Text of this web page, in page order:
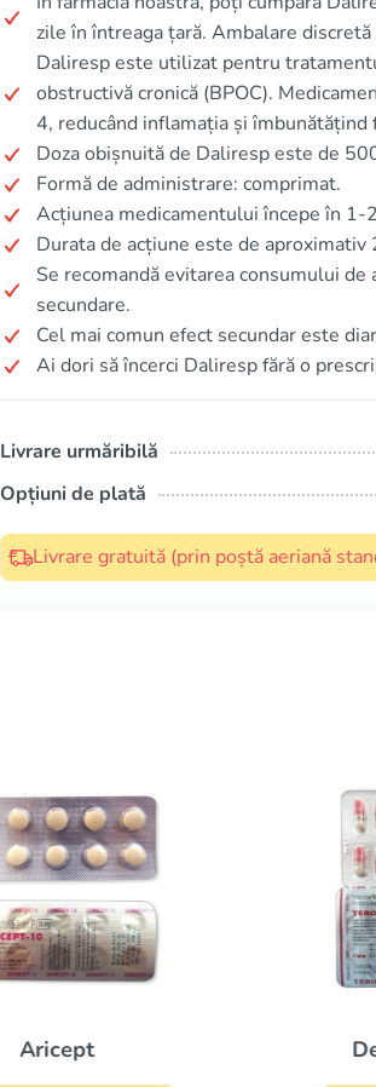
zile în întreaga țară. Ambalare discretă
Daliresp este utilizat pentru
obstructivă cronică (BPOC).
4, reducând inflamația și
Doza obișnuită de Daliresp este de
Formă de administrare: comprimat.
Acțiunea medicamentului începe în 1-
Durata de acțiune este de aproximativ
Se recomandă evitarea consumului
secundare.
Cel mai comun efect secundar este
Ai dori să încerci Daliresp fără o
Livrare urmăribilă
Opțiuni de plată
Livrare gratuită (prin poștă aeriană